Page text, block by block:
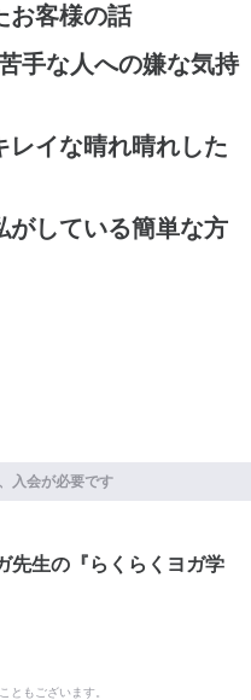
の話
な人への嫌な気持
晴れした
簡単な方
入会が必要です
先生の『らくらくヨガ学
ともございます。